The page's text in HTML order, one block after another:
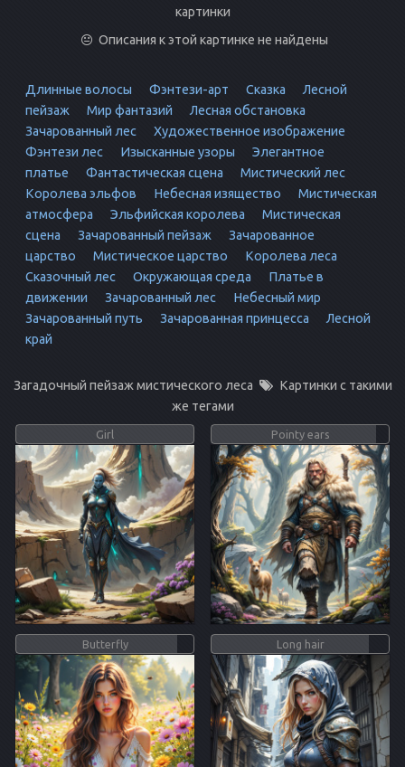
картинки
Описания к этой картинке не найдены
Длинные волосы Фэнтези-арт Сказка
Лесной
пейзаж
Мир фантазий
Лесная обстановка
Зачарованный лес
Художественное изображение
Фэнтези лес
Изысканные узоры
Элегантное
платье
Фантастическая сцена
Мистический лес
Королева эльфов
Небесная изящество
Мистическая
атмосфера
Эльфийская королева
Мистическая
сцена
Зачарованный пейзаж
Зачарованное
царство
Мистическое царство
Королева леса
Сказoчный лес
Окружающая среда
Платье в
движении
Зачарованный лес
Небесный мир
Зачарованный путь
Зачарованная принцесса
Лесной
край
Загадочный пейзаж мистического леса
Картинки с такими
же тегами
Girl Pointy ears
Butterfly Long hair